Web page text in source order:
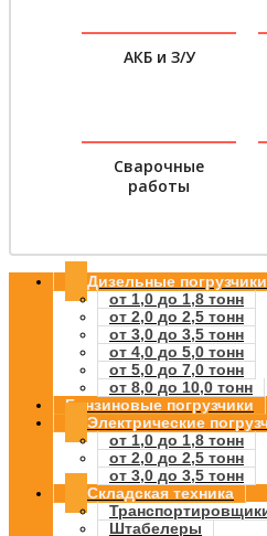
АКБ и З/У
Сварочные
работы
Дизельные погрузчики
от 1,0 до 1,8 тонн
от 2,0 до 2,5 тонн
от 3,0 до 3,5 тонн
от 4,0 до 5,0 тонн
от 5,0 до 7,0 тонн
от 8,0 до 10,0 тонн
Бензиновые погрузчики
Электрические
от 1,0 до 1,8 тонн
от 2,0 до 2,5 тонн
от 3,0 до 3,5 тонн
Складская техника
Штабелеры